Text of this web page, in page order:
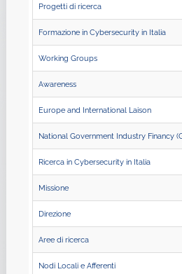
Progetti di ricerca
Formazione in Cybersecurity in Italia
Working Groups
Awareness
Europe and International Laison
National Government Industry Financy
Ricerca in Cybersecurity in Italia
Missione
Direzione
Aree di ricerca
Nodi Locali e Afferenti